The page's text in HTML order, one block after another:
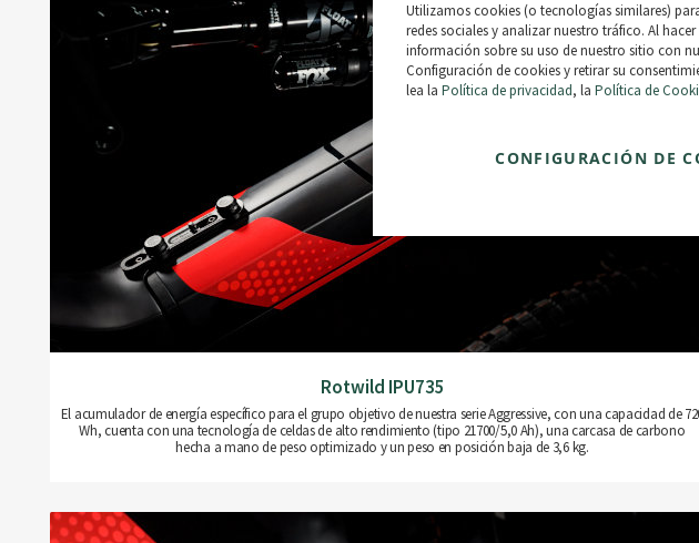
Utilizamos cookies (o tecnologías similares)
redes sociales y analizar nuestro tráfico. Al
información sobre su uso de nuestro sitio con
Configuración de cookies y retirar su
lea la Política de privacidad, la Política de
CONFIGURACIÓN DE
Rotwild IPU735
El acumulador de energía específico para el grupo objetivo de nuestra serie Aggressive, con una capacidad de
Wh, cuenta con una tecnología de celdas de alto rendimiento (tipo 21700/5,0 Ah), una carcasa de carbono
hecha a mano de peso optimizado y un peso en posición baja de 3,6 kg.